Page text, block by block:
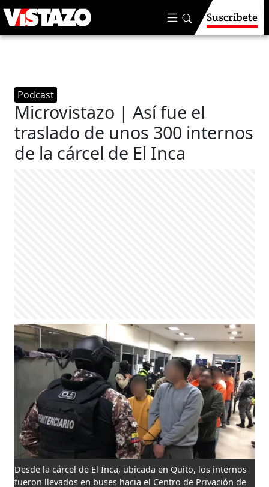
Suscríbete
Podcast
Microvistazo | Así fue el
traslado de unos 300 internos
de la cárcel de El Inca
Desde la cárcel de El Inca, ubicada en Quito, los internos
fueron llevados en buses hacia el Centro de Privación de